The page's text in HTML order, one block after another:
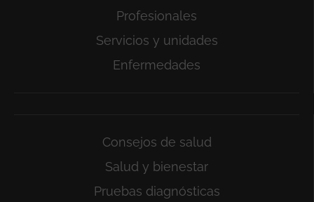
Profesionales
Servicios y unidades
Enfermedades
Consejos de salud
Salud y bienestar
Pruebas diagnósticas